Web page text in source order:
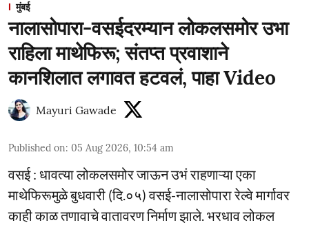
मुंबई
नालासोपारा-वसईदरम्यान लोकलसमोर उभा
राहिला माथेफिरू; संतप्त प्रवाशाने
कानशिलात लगावत हटवलं, पाहा Video
Mayuri Gawade
Published on: 05 Aug 2026, 10:54 am
वसई : धावत्या लोकलसमोर जाऊन उभं राहणाऱ्या एका
माथेफिरूमुळे बुधवारी (दि.०५) वसई-नालासोपारा रेल्वे मार्गावर
काही काळ तणावाचे वातावरण निर्माण झाले. भरधाव लोकल